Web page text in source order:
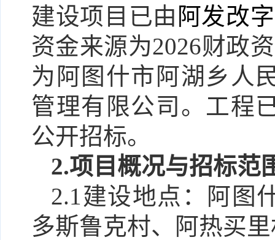
建设项目 已由 阿发改
资金来源为2026财政
为 阿图什市阿湖乡人
管理有限公司 。工程
公开招标。
2.项目概况与招标范
2.1建设地点：
阿图
多斯鲁克村、阿热买